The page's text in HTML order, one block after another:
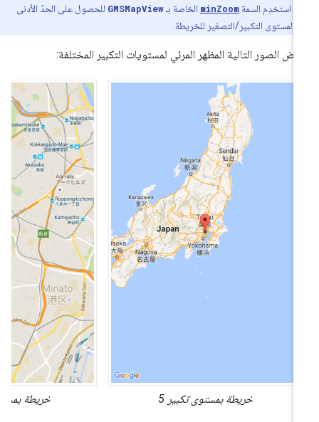
استخدِم السمةminZoomالخاصة بـGMSMapViewللحصول على الحدّ الأدنى
لمستوى التكبير/التصغير للخريطة.
الصور التالية المظهر المرئي لمستويات التكبير المختلفة:
خريطة بمستوى تكبير 5 خريطة بمستوى